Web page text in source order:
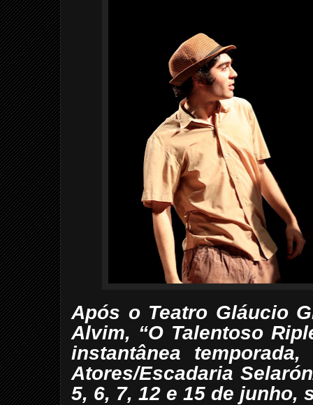
Após o Teatro Gláucio
Alvim, “O Talentoso
instantânea
Atores/Escadaria
5, 6, 7, 12 e 15 de junho,